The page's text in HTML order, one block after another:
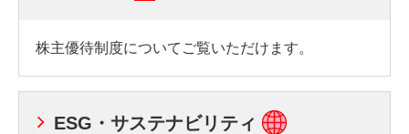
株主優待制度についてご覧いただけます。
ESG・サステナビリティ